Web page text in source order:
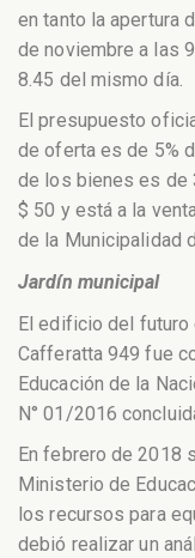
en tanto la apertura
de noviembre a las
8.45 del mismo día.
El presupuesto
de oferta es de 5%
de los bienes es de
$ 50 y está a la
de la Municipalidad
Jardín municipal
El edificio del futuro
Cafferatta 949 fue
Educación de la
N° 01/2016
En febrero de 2018
Ministerio de
los recursos para
debió realizar un